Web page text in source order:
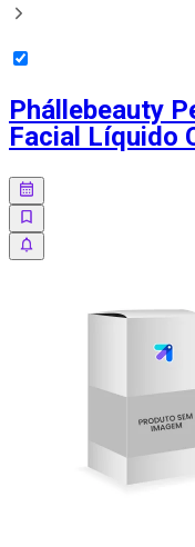
Phállebeauty
Facial Líquido